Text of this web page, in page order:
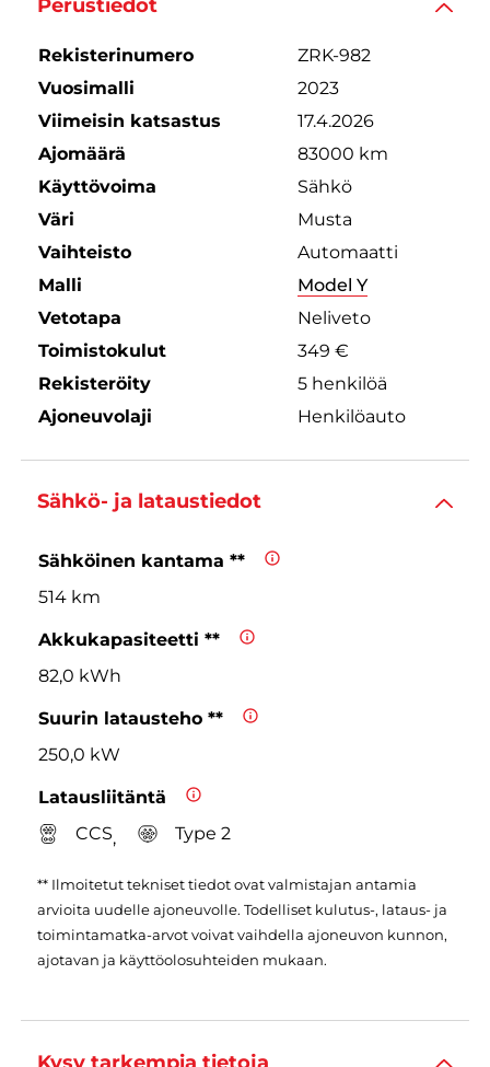
Perustiedot
Rekisterinumero
ZRK-982
Vuosimalli
2023
Viimeisin katsastus
17.4.2026
Ajomäärä
83000 km
Käyttövoima
Sähkö
Väri
Musta
Vaihteisto
Automaatti
Malli
Model Y
Vetotapa
Neliveto
Toimistokulut
349 €
Rekisteröity
5 henkilöä
Ajoneuvolaji
Henkilöauto
Sähkö- ja lataustiedot
Sähköinen kantama **
514 km
Akkukapasiteetti **
82,0 kWh
Suurin latausteho **
250,0 kW
Latausliitäntä
CCS, Type 2
** Ilmoitetut tekniset tiedot ovat valmistajan antamia
arvioita uudelle ajoneuvolle. Todelliset kulutus-, lataus- ja
toimintamatka-arvot voivat vaihdella ajoneuvon kunnon,
ajotavan ja käyttöolosuhteiden mukaan.